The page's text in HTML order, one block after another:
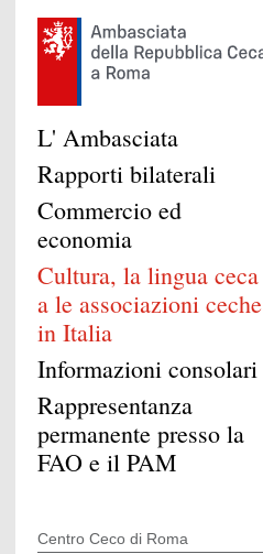
L' Ambasciata
Rapporti bilaterali
Commercio ed
economia
Cultura, la lingua ceca
a le associazioni ceche
in Italia
Informazioni consolari
Rappresentanza
permanente presso la
FAO e il PAM
Centro Ceco di Roma